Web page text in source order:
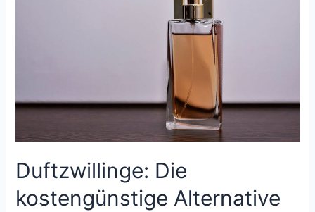
Duftzwillinge: Die
kostengünstige Alternative